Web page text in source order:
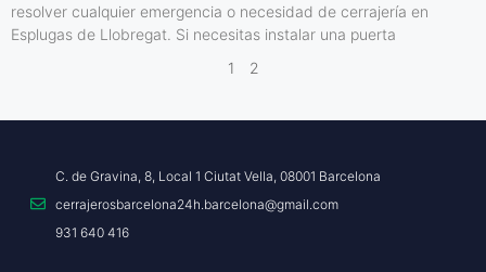
resolver cualquier emergencia o necesidad de cerrajería en
Esplugas de Llobregat. Si necesitas instalar una puerta
1
2
C. de Gravina, 8, Local 1 Ciutat Vella, 08001 Barcelona
cerrajerosbarcelona24h.barcelona@gmail.com
931 640 416